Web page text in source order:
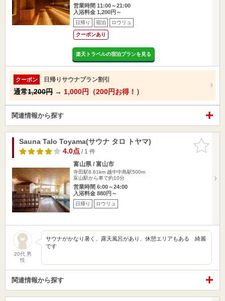
営業時間 11:00～21:00
入浴料金 1,200円～
日帰り 宿泊 ロウリュ
クーポンあり
楽天トラベルの宿泊プランを見る
クーポン 日帰りサウナプラン割引
通常1,200円 → 1,000円（200円お得！）
関連情報から探す
お気に入
りに追加
Sauna Talo Toyama(サウナ タロ トヤマ)
4.0点/ 1 件
富山県 / 富山市
寺田駅8.61km 越中中島駅500m
富山駅から車で約10分
営業時間 6:00～24:00
入浴料金 880円～
日帰り ロウリュ
20代 男
性
サウナがかなり暑く、露天風呂があり、休憩エリアもある 綺麗
です
関連情報から探す